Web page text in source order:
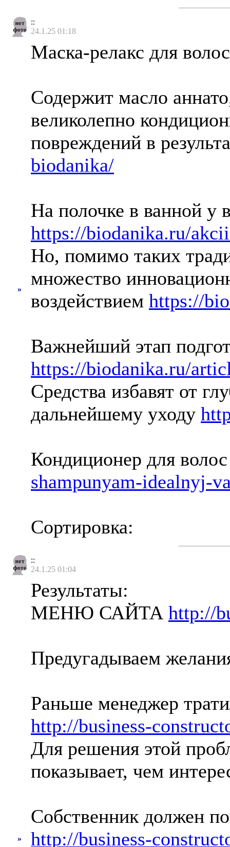
::
24.1.25 01:18
»
Маска-релакс для
Содержит масло
великолепно
повреждений в
biodanika/
На полочке в ванной у
https://biodanika.ru/
Но, помимо таких
множество
воздействием https://
Важнейший этап
https://biodanika.ru/
Средства избавят от
дальнейшему уходу
Кондиционер для
shampunyam-idealnyj-
Сортировка:
::
24.1.25 01:04
»
Результаты:
МЕНЮ САЙТА http://
Предугадываем
Раньше менеджер
http://business-
Для решения этой
показывает, чем
Собственник должен
http://business-